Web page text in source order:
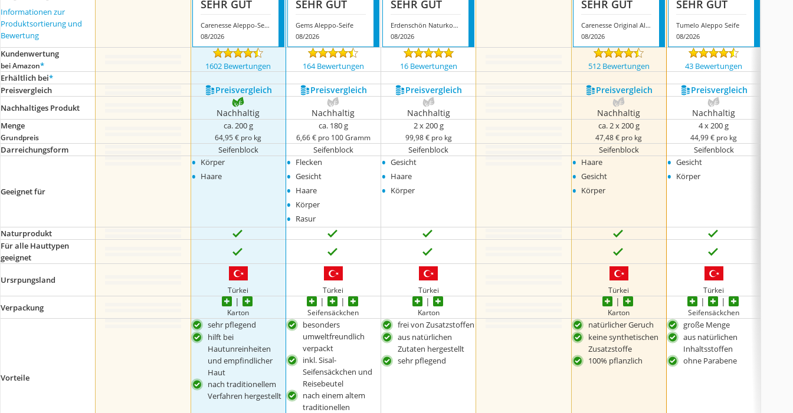
Informationen zur
Produktsortierung und
Bewertung
SEHR GUT
Carenesse Aleppo-Seife
08/2026
SEHR GUT
Gems Aleppo-Seife
08/2026
SEHR GUT
Erdenschön Naturkosmetik Aleppo-Seife
08/2026
SEHR GUT
Carenesse Original Aleppo Seife
08/2026
SEHR GUT
Tumelo Aleppo Seife
08/2026
Kundenwertung
bei Amazon* 1602 Bewertungen 164 Bewertungen 16 Bewertungen 512 Bewertungen 43 Bewertungen
Erhältlich bei*
Preis­vergleich
Preis­vergleich Preis­vergleich Preis­vergleich Preis­vergleich Preis­vergleich
Nachhaltiges Produkt Nachhaltig Nachhaltig Nachhaltig Nachhaltig Nachhaltig
Menge
Grundpreis
ca. 200 g
64,95 € pro kg
ca. 180 g
6,66 € pro 100 Gramm
2 x 200 g
99,98 € pro kg
ca. 2 x 200 g
47,48 € pro kg
4 x 200 g
44,99 € pro kg
Darreichungsform Seifenblock Seifenblock Seifenblock Seifenblock Seifenblock
Geeignet für
• Körper
• Haare
• Flecken
• Gesicht
• Haare
• Körper
• Rasur
• Gesicht
• Haare
• Körper
• Haare
• Gesicht
• Körper
• Gesicht
• Körper
Naturprodukt
Für alle Hauttypen
geeignet
Ursrpungsland
Türkei Türkei Türkei Türkei Türkei
Verpackung Karton Seifensäckchen Karton Karton Seifensäckchen
Vorteile
sehr pflegend
hilft bei
Hautunreinheiten
und empfindlicher
Haut
nach traditionellem
Verfahren hergestellt
besonders
umweltfreundlich
verpackt
inkl. Sisal-
Seifensäckchen und
Reisebeutel
nach einem altem
traditionellen
frei von Zusatzstoffen
aus natürlichen
Zutaten hergestellt
sehr pflegend
natürlicher Geruch
keine synthetischen
Zusatzstoffe
100% pflanzlich
große Menge
aus natürlichen
Inhaltsstoffen
ohne Parabene